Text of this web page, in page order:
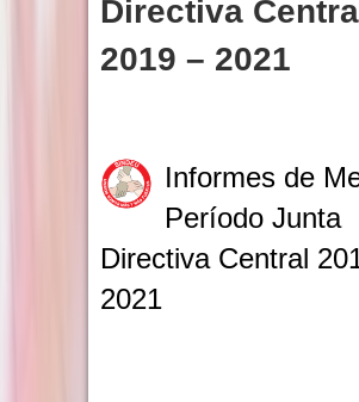
Directiva
2019 – 2021
Informes de
Período Junta
Directiva Central
2021